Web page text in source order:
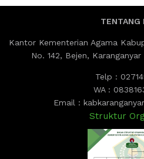
TENTANG
Kantor Kementerian Agama
No. 142, Bejen,
Telp :
WA :
Email :
Struktur